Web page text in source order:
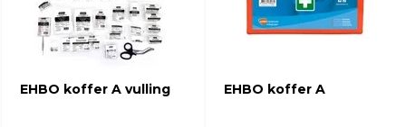
EHBO koffer A vulling EHBO koffer A